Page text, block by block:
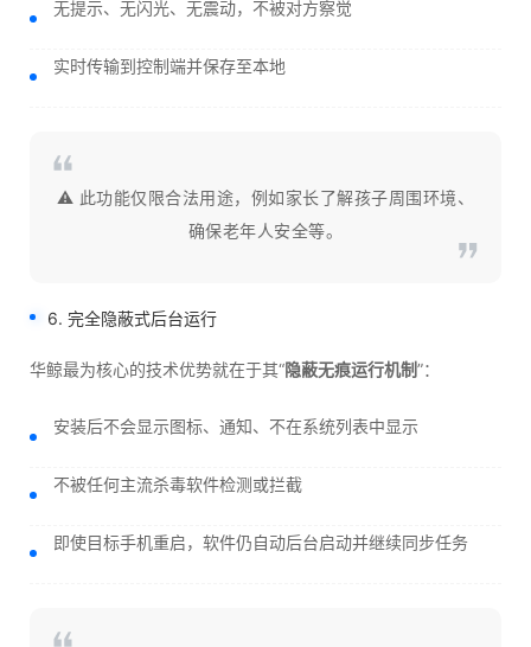
无提示、无闪光、无震动，不被对方察觉
实时传输到控制端并保存至本地
⚠️ 此功能仅限合法用途，例如家长了解孩子周围环境、
确保老年人安全等。
6. 完全隐蔽式后台运行
华鲸最为核心的技术优势就在于其“隐蔽无痕运行机制”：
安装后不会显示图标、通知、不在系统列表中显示
不被任何主流杀毒软件检测或拦截
即使目标手机重启，软件仍自动后台启动并继续同步任务